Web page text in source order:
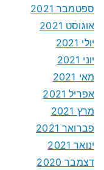
ספטמבר 2021
אוגוסט 2021
יולי 2021
יוני 2021
מאי 2021
אפריל 2021
מרץ 2021
פברואר 2021
ינואר 2021
דצמבר 2020